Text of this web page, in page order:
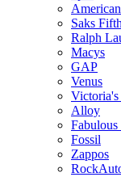
Saks
Ralph
Macys
GAP
Venus
Victoria's
Alloy
Fabulous
Fossil
Zappos